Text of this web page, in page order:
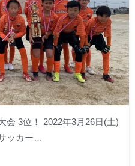
会 3位！ 2022年3月26日(土)
ッカー…